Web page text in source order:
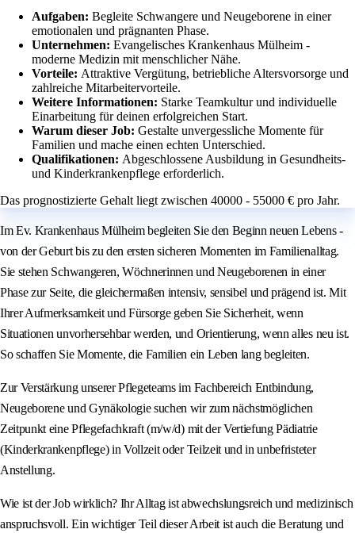
Aufgaben: Begleite Schwangere und Neugeborene in einer
emotionalen und prägnanten Phase.
Unternehmen: Evangelisches Krankenhaus Mülheim -
moderne Medizin mit menschlicher Nähe.
Vorteile: Attraktive Vergütung, betriebliche Altersvorsorge und
zahlreiche Mitarbeitervorteile.
Weitere Informationen: Starke Teamkultur und individuelle
Einarbeitung für deinen erfolgreichen Start.
Warum dieser Job: Gestalte unvergessliche Momente für
Familien und mache einen echten Unterschied.
Qualifikationen: Abgeschlossene Ausbildung in Gesundheits-
und Kinderkrankenpflege erforderlich.
Das prognostizierte Gehalt liegt zwischen 40000 - 55000 € pro Jahr.
Im Ev. Krankenhaus Mülheim begleiten Sie den Beginn neuen Lebens -
von der Geburt bis zu den ersten sicheren Momenten im Familienalltag.
Sie stehen Schwangeren, Wöchnerinnen und Neugeborenen in einer
Phase zur Seite, die gleichermaßen intensiv, sensibel und prägend ist. Mit
Ihrer Aufmerksamkeit und Fürsorge geben Sie Sicherheit, wenn
Situationen unvorhersehbar werden, und Orientierung, wenn alles neu ist.
So schaffen Sie Momente, die Familien ein Leben lang begleiten.
Zur Verstärkung unserer Pflegeteams im Fachbereich Entbindung,
Neugeborene und Gynäkologie suchen wir zum nächstmöglichen
Zeitpunkt eine Pflegefachkraft (m/w/d) mit der Vertiefung Pädiatrie
(Kinderkrankenpflege) in Vollzeit oder Teilzeit und in unbefristeter
Anstellung.
Wie ist der Job wirklich? Ihr Alltag ist abwechslungsreich und medizinisch
anspruchsvoll. Ein wichtiger Teil dieser Arbeit ist auch die Beratung und